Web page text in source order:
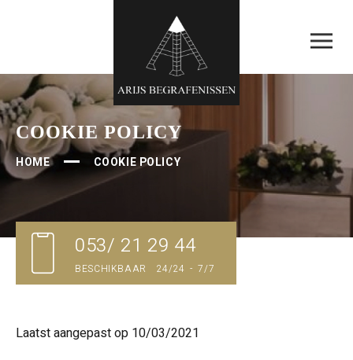
COOKIE POLICY
HOME COOKIE POLICY
053/ 21 29 44
BESCHIKBAAR 24/24 - 7/7
Laatst aangepast op 10/03/2021